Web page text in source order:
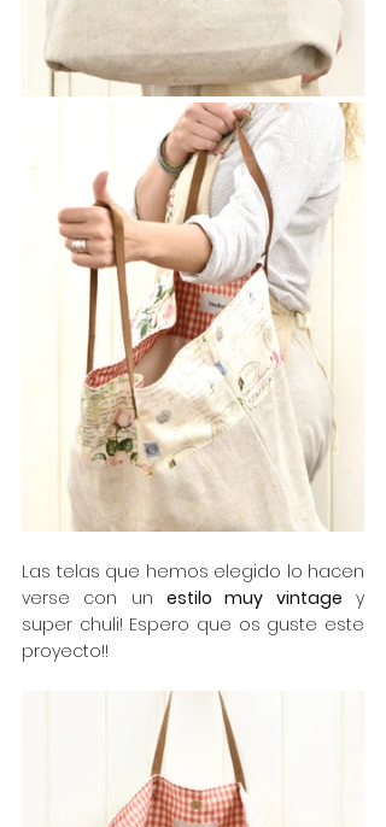
Las telas que hemos elegido lo hacen
verse con un estilo muy vintage y
super chuli! Espero que os guste este
proyecto!!